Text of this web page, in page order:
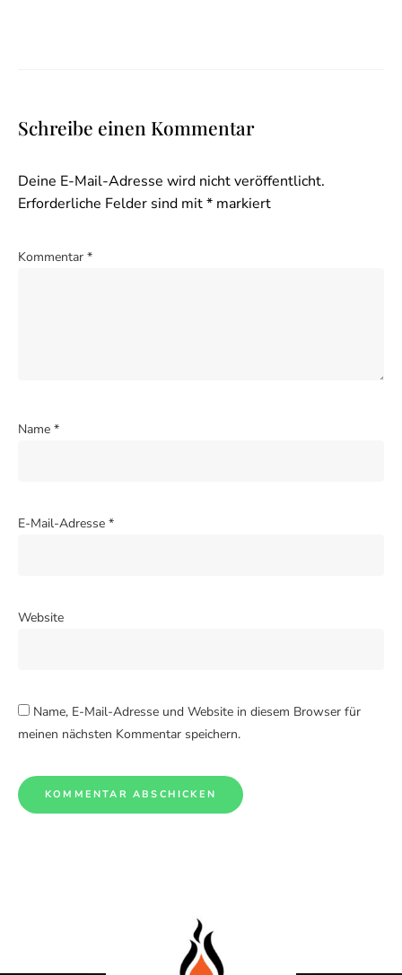
Schreibe einen Kommentar
Deine E-Mail-Adresse wird nicht veröffentlicht.
Erforderliche Felder sind mit* markiert
Kommentar *
Name *
E-Mail-Adresse *
Website
Name, E-Mail-Adresse und Website in diesem Browser für
meinen nächsten Kommentar speichern.